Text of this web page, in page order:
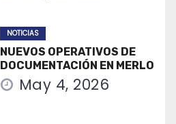
NOTICIAS
NUEVOS OPERATIVOS DE
DOCUMENTACIÓN EN MERLO
May 4, 2026